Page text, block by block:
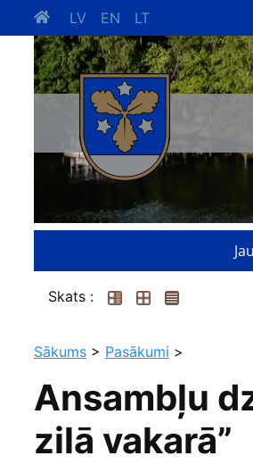
LV EN LT
Skats :
Sākums > Pasākumi >
Ansambļu
zilā vakarā”